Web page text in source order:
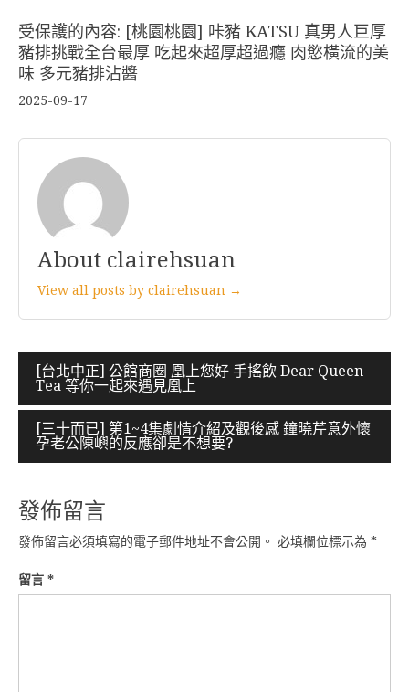
受保護的內容: [桃園桃園] 咔豬 KATSU 真男人巨厚
豬排挑戰全台最厚 吃起來超厚超過癮 肉慾橫流的美
味 多元豬排沾醬
2025-09-17
About clairehsuan
View all posts by clairehsuan →
文
章
導
覽
[台北中正] 公館商圈 凰上您好 手搖飲 Dear Queen
Tea 等你一起來遇見凰上
[三十而已] 第1~4集劇情介紹及觀後感 鐘曉芹意外懷
孕老公陳嶼的反應卻是不想要?
發佈留言
發佈留言必須填寫的電子郵件地址不會公開。 必填欄位標示為 *
留言 *